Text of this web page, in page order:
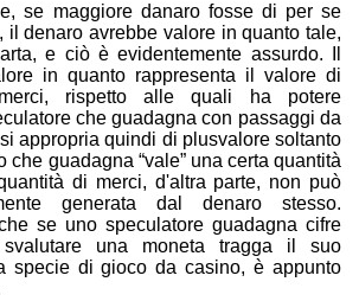
se maggiore danaro fosse di per se
il denaro avrebbe valore in quanto tale,
e ciò è evidentemente assurdo.
in quanto rappresenta il valore di
rispetto alle quali ha potere
che guadagna con passaggi da
appropria quindi di plusvalore soltanto
che guadagna “vale” una certa quantità
di merci, d'altra parte, non può
generata dal denaro stesso.
se uno speculatore guadagna cifre
svalutare una moneta tragga il suo
specie di gioco dacasino, è appunto